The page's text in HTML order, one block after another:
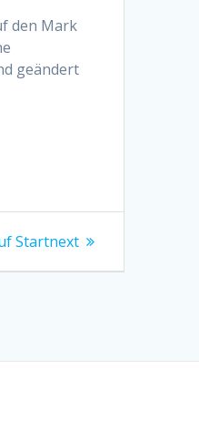
den Mark
geändert
Startnext